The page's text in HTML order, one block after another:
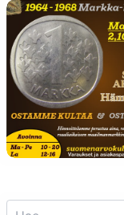
Search